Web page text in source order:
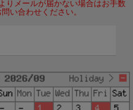
りメールが届かない場合はお手数
い合わせください。